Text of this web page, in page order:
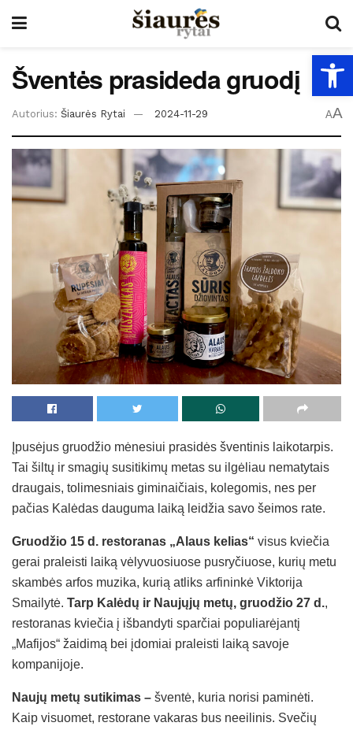
Šventės prasideda gruodį
Autorius: Šiaurės Rytai 2024-11-29 AA
Įpusėjus gruodžio mėnesiui prasidės šventinis laikotarpis.
Tai šiltų ir smagių susitikimų metas su ilgėliau nematytais
draugais, tolimesniais giminaičiais, kolegomis, nes per
pačias Kalėdas dauguma laiką leidžia savo šeimos rate.
Gruodžio 15 d. restoranas „Alaus kelias“ visus kviečia
gerai praleisti laiką vėlyvuosiuose pusryčiuose, kurių metu
skambės arfos muzika, kurią atliks arfininkė Viktorija
Smailytė. Tarp Kalėdų ir Naujųjų metų, gruodžio 27 d.,
restoranas kviečia į išbandyti sparčiai populiarėjantį
„Mafijos“ žaidimą bei įdomiai praleisti laiką savoje
kompanijoje.
Naujų metų sutikimas – šventė, kuria norisi paminėti.
Kaip visuomet, restorane vakaras bus neeilinis. Svečių